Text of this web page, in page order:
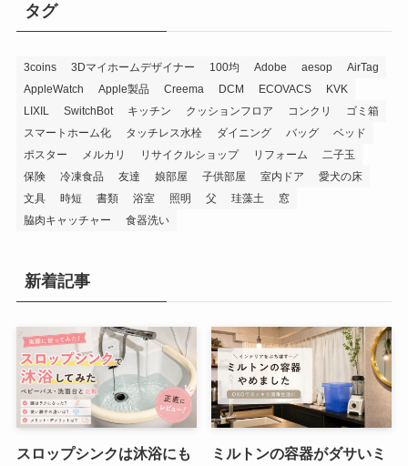
タグ
3coins 3Dマイホームデザイナー 100均 Adobe aesop
AirTag
AppleWatch
Apple製品 Creema DCM ECOVACS
KVK
LIXIL
SwitchBot キッチン クッションフロア コンクリ
ゴミ箱
スマートホーム化
タッチレス水栓 ダイニング バッグ
ベッド
ポスター
メルカリ リサイクルショップ リフォーム
二子玉
保険
冷凍食品 友達 娘部屋 子供部屋 室内ドア
愛犬の床
文具
時短 書類 浴室 照明 父 珪藻土
窓
脇肉キャッチャー
食器洗い
新着記事
スロップシンクは沐浴にも
ミルトンの容器がダサいミ